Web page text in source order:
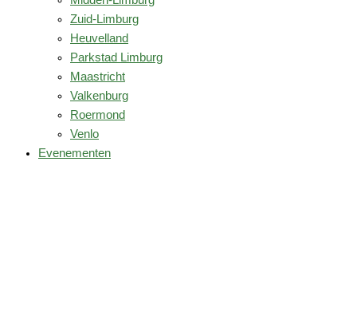
Zuid-Limburg
Heuvelland
Parkstad Limburg
Maastricht
Valkenburg
Roermond
Venlo
Evenementen